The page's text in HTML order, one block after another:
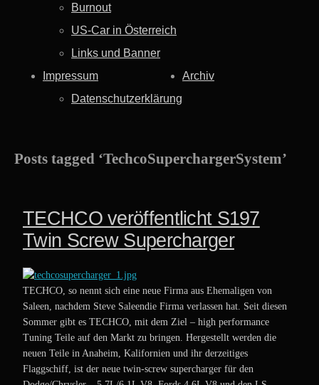
Burnout
US-Car in Österreich
Links und Banner
Impressum
Datenschutzerklärung
Archiv
Posts tagged ‘TechcoSuperchargerSystem’
TECHCO veröffentlicht S197
Twin Screw Supercharger
TECHCO, so nennt sich eine neue Firma aus Ehemaligen von
Saleen, nachdem Steve Saleendie Firma verlassen hat. Seit diesen
Sommer gibt es TECHCO, mit dem Ziel – high performance
Tuning Teile auf den Markt zu bringen. Hergestellt werden die
neuen Teile in Anaheim, Kalifornien und ihr derzeitiges
Flaggschiff, ist der neue twin-screw supercharger für den